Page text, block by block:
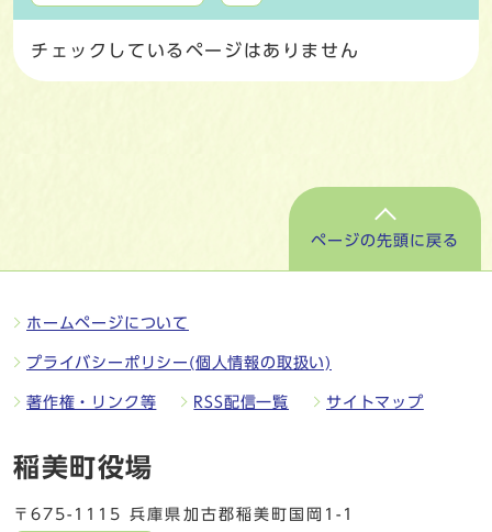
チェックしているページはありません
ページの先頭に戻る
ホームページについて
プライバシーポリシー(個人情報の取扱い)
著作権・リンク等 RSS配信一覧 サイトマップ
稲美町役場
〒675-1115 兵庫県加古郡稲美町国岡1-1